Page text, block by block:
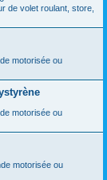
de volet roulant, store,
motorisée ou
motorisée ou
motorisée ou